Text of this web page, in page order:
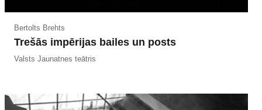
Bertolts Brehts
Trešās impērijas bailes un posts
Valsts Jaunatnes teātris